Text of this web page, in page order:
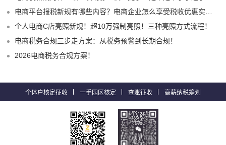
电商平台报税新规有哪些内容？电商企业怎么享受税收优惠实现税务合规？
个人电商C店亮照新规！超10万强制亮照！三种亮照方式流程！
电商税务合规三步走方案：从税务预警到长期合规！
2026电商税务合规方案！
个体户核定征收 一手园区核定 查账征收 高薪纳税筹划